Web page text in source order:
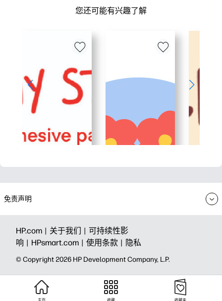
您还可能有兴趣了解
免责声明
HP.com | 关于我们 | 可持续性影
响 | HPsmart.com | 使用条款 | 隐私
© Copyright 2026 HP Development Company, L.P.
主页 收藏 收藏夹